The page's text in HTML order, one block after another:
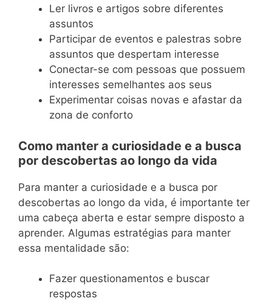
Ler livros e artigos sobre diferentes
assuntos
Participar de eventos e palestras sobre
assuntos que despertam interesse
Conectar-se com pessoas que possuem
interesses semelhantes aos seus
Experimentar coisas novas e afastar da
zona de conforto
Como manter a curiosidade e a busca
por descobertas ao longo da vida
Para manter a curiosidade e a busca por
descobertas ao longo da vida, é importante ter
uma cabeça aberta e estar sempre disposto a
aprender. Algumas estratégias para manter
essa mentalidade são:
Fazer questionamentos e buscar
respostas